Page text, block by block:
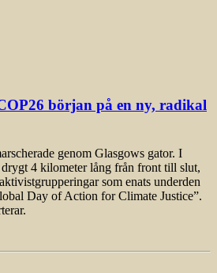
början på en ny, radikal
genom Glasgows gator. I
drygt 4 kilometer lång från front till slut,
som enats underden
Day of Action for Climate Justice”.